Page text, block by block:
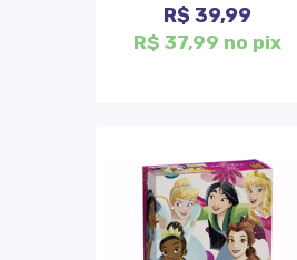
R$ 39,99
R$ 37,99 no pix